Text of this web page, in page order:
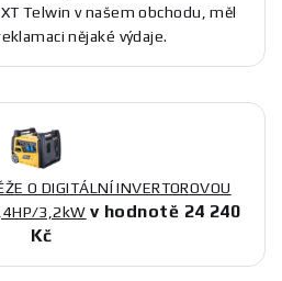
Telwin v našem obchodu, měl
nějaké výdaje.
O DIGITÁLNÍ INVERTOROVOU
3,2kW v hodnotě 24 240
Kč